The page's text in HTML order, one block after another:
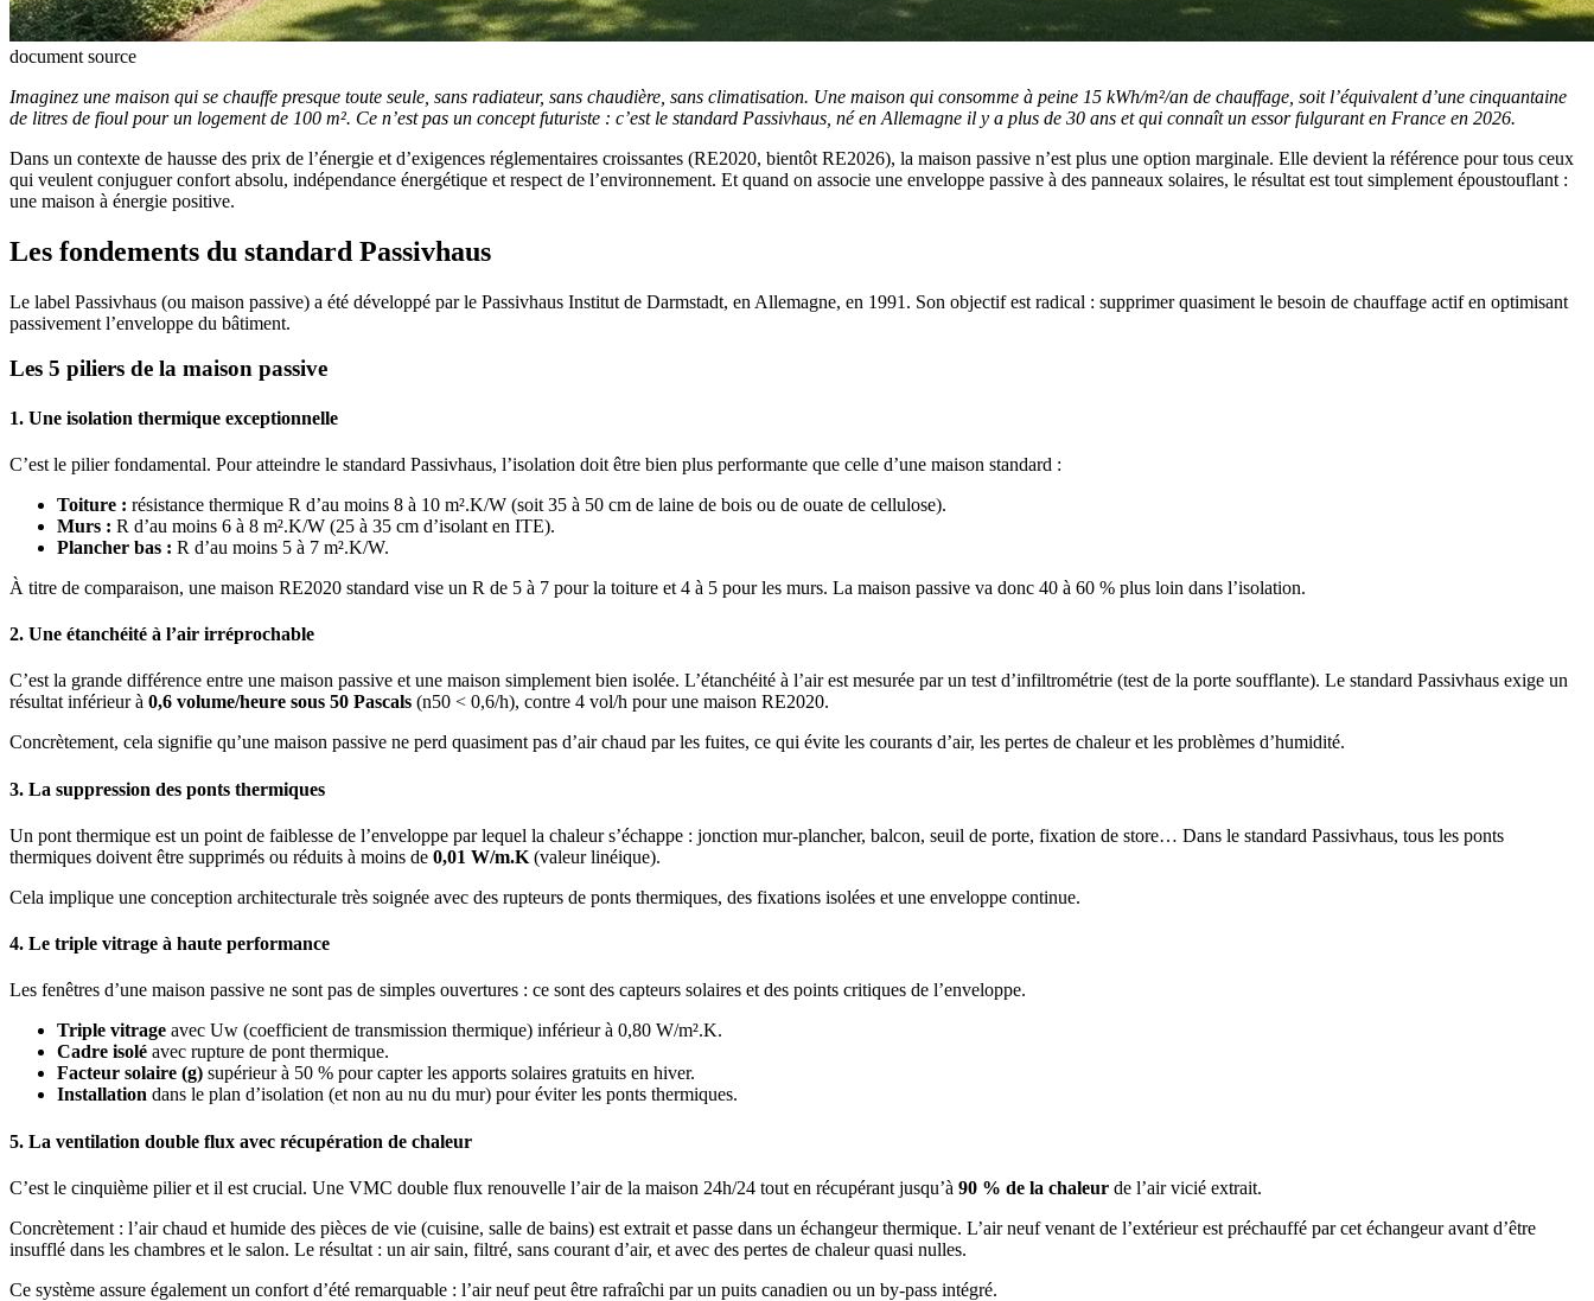
document source
Imaginez une maison qui se chauffe presque toute seule, sans radiateur, sans chaudière, sans climatisation. Une maison qui consomme à peine 15 kWh/m²/an de chauffage, soit l’équivalent d’une cinquantaine
de litres de fioul pour un logement de 100 m². Ce n’est pas un concept futuriste : c’est le standard Passivhaus, né en Allemagne il y a plus de 30 ans et qui connaît un essor fulgurant en France en 2026.
Dans un contexte de hausse des prix de l’énergie et d’exigences réglementaires croissantes (RE2020, bientôt RE2026), la maison passive n’est plus une option marginale. Elle devient la référence pour tous ceux
qui veulent conjuguer confort absolu, indépendance énergétique et respect de l’environnement. Et quand on associe une enveloppe passive à des panneaux solaires, le résultat est tout simplement époustouflant :
une maison à énergie positive.
Les fondements du standard Passivhaus
Le label Passivhaus (ou maison passive) a été développé par le Passivhaus Institut de Darmstadt, en Allemagne, en 1991. Son objectif est radical : supprimer quasiment le besoin de chauffage actif en optimisant
passivement l’enveloppe du bâtiment.
Les 5 piliers de la maison passive
1. Une isolation thermique exceptionnelle
C’est le pilier fondamental. Pour atteindre le standard Passivhaus, l’isolation doit être bien plus performante que celle d’une maison standard :
Toiture : résistance thermique R d’au moins 8 à 10 m².K/W (soit 35 à 50 cm de laine de bois ou de ouate de cellulose).
Murs : R d’au moins 6 à 8 m².K/W (25 à 35 cm d’isolant en ITE).
Plancher bas : R d’au moins 5 à 7 m².K/W.
À titre de comparaison, une maison RE2020 standard vise un R de 5 à 7 pour la toiture et 4 à 5 pour les murs. La maison passive va donc 40 à 60 % plus loin dans l’isolation.
2. Une étanchéité à l’air irréprochable
C’est la grande différence entre une maison passive et une maison simplement bien isolée. L’étanchéité à l’air est mesurée par un test d’infiltrométrie (test de la porte soufflante). Le standard Passivhaus exige un
résultat inférieur à 0,6 volume/heure sous 50 Pascals (n50 < 0,6/h), contre 4 vol/h pour une maison RE2020.
Concrètement, cela signifie qu’une maison passive ne perd quasiment pas d’air chaud par les fuites, ce qui évite les courants d’air, les pertes de chaleur et les problèmes d’humidité.
3. La suppression des ponts thermiques
Un pont thermique est un point de faiblesse de l’enveloppe par lequel la chaleur s’échappe : jonction mur-plancher, balcon, seuil de porte, fixation de store… Dans le standard Passivhaus, tous les ponts
thermiques doivent être supprimés ou réduits à moins de 0,01 W/m.K (valeur linéique).
Cela implique une conception architecturale très soignée avec des rupteurs de ponts thermiques, des fixations isolées et une enveloppe continue.
4. Le triple vitrage à haute performance
Les fenêtres d’une maison passive ne sont pas de simples ouvertures : ce sont des capteurs solaires et des points critiques de l’enveloppe.
Triple vitrage avec Uw (coefficient de transmission thermique) inférieur à 0,80 W/m².K.
Cadre isolé avec rupture de pont thermique.
Facteur solaire (g) supérieur à 50 % pour capter les apports solaires gratuits en hiver.
Installation dans le plan d’isolation (et non au nu du mur) pour éviter les ponts thermiques.
5. La ventilation double flux avec récupération de chaleur
C’est le cinquième pilier et il est crucial. Une VMC double flux renouvelle l’air de la maison 24h/24 tout en récupérant jusqu’à 90 % de la chaleur de l’air vicié extrait.
Concrètement : l’air chaud et humide des pièces de vie (cuisine, salle de bains) est extrait et passe dans un échangeur thermique. L’air neuf venant de l’extérieur est préchauffé par cet échangeur avant d’être
insufflé dans les chambres et le salon. Le résultat : un air sain, filtré, sans courant d’air, et avec des pertes de chaleur quasi nulles.
Ce système assure également un confort d’été remarquable : l’air neuf peut être rafraîchi par un puits canadien ou un by-pass intégré.